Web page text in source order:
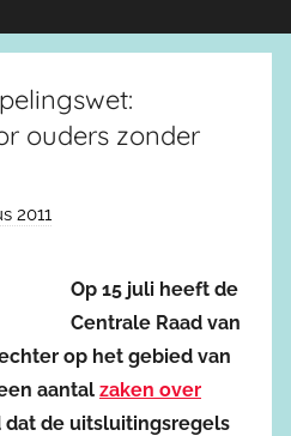
ouders zonder
2011
Op 15 juli heeft de
Centrale Raad van
op het gebied van
aantal zaken over
dat de uitsluitingsregels